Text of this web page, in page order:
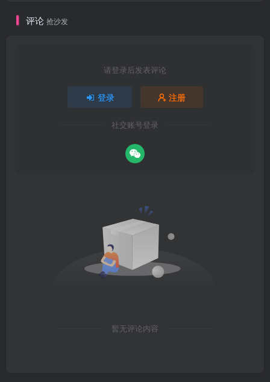
评论 抢沙发
请登录后发表评论
登录 注册
社交账号登录
暂无评论内容